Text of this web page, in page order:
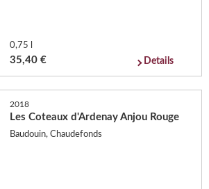
0,75 l
35,40 € Details
2018
Les Coteaux d'Ardenay Anjou Rouge
Baudouin, Chaudefonds